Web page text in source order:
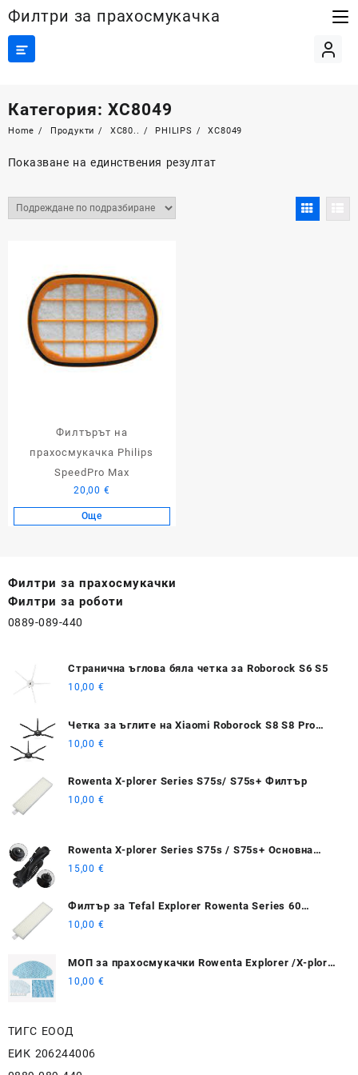
Skip
content
Филтри за прахосмукачка
Категория: XC8049
Home Продукти XC80.. PHILIPS XC8049
Показване на единствения резултат
Филтърът на
прахосмукачка Philips
SpeedPro Max
20,00 €
Още
Филтри за прахосмукачки
Филтри за роботи
0889-089-440
Странична ъглова бяла четка за Roborock S6 S5
10,00 €
Четка за ъглите на Xiaomi Roborock S8 S8 Pro
Ultra S8+ 2 бр - черна
10,00 €
Rowenta X-plorer Series S75s/ S75s+ Филтър
10,00 €
Rowenta X-plorer Series S75s / S75s+ Основна
четка
15,00 €
Филтър за Tefal Explorer Rowenta Series 60
RG7447 / RG7455
10,00 €
МОП за прахосмукачки Rowenta Explorer /X-plorer
20 40 50 75 Smart Force isweep X3
10,00 €
ТИГС ЕООД
ЕИК 206244006